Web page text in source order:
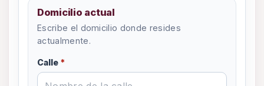
Domicilio actual
Escribe el domicilio donde resides
actualmente.
Calle *